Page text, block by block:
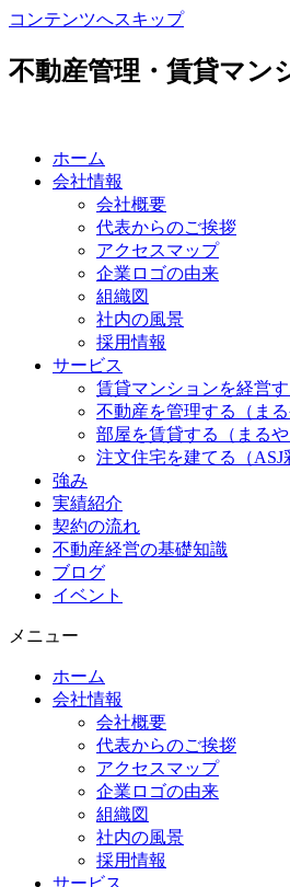
コンテンツへスキップ
不動産管理・賃貸マン
ホーム
会社情報
会社概要
代表からのご挨拶
アクセスマップ
企業ロゴの由来
組織図
社内の風景
採用情報
サービス
賃貸マンションを経営す
不動産を管理する（ま
部屋を賃貸する（まる
注文住宅を建てる（ASJ
強み
実績紹介
契約の流れ
不動産経営の基礎知識
ブログ
イベント
メニュー
ホーム
会社情報
会社概要
代表からのご挨拶
アクセスマップ
企業ロゴの由来
組織図
社内の風景
採用情報
サービス